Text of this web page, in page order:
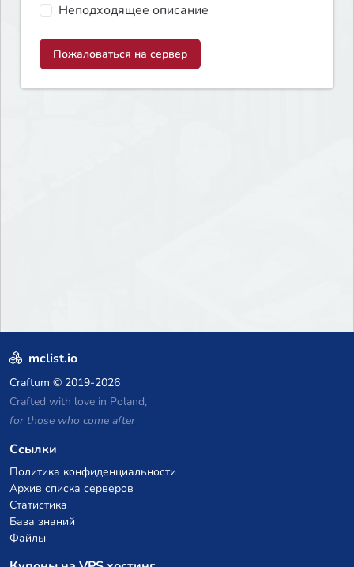
Неподходящее описание
Пожаловаться на сервер
mclist.io
Craftum © 2019-2026
Crafted with love in Poland,
for those who come after
Ссылки
Политика конфиденциальности
Архив списка серверов
Статистика
База знаний
Файлы